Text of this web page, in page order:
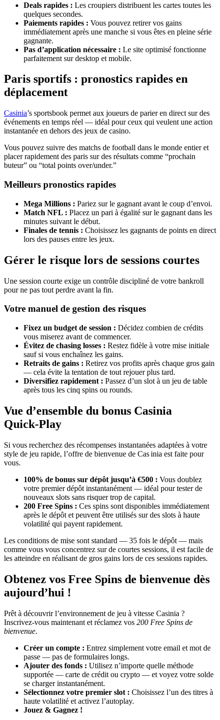
Deals rapides : Les croupiers distribuent les cartes toutes les
quelques secondes.
Paiements rapides : Vous pouvez retirer vos gains
immédiatement après une manche si vous êtes en pleine série
gagnante.
Pas d’application nécessaire : Le site optimisé fonctionne
parfaitement sur desktop et mobile.
Paris sportifs : pronostics rapides en
déplacement
Casinia’s sportsbook permet aux joueurs de parier en direct sur des
événements en temps réel — idéal pour ceux qui veulent une action
instantanée en dehors des jeux de casino.
Vous pouvez suivre des matchs de football dans le monde entier et
placer rapidement des paris sur des résultats comme “prochain
buteur” ou “total points over/under.”
Meilleurs pronostics rapides
Mega Millions : Pariez sur le gagnant avant le coup d’envoi.
Match NFL : Placez un pari à égalité sur le gagnant dans les
minutes suivant le début.
Finales de tennis : Choisissez les gagnants de points en direct
lors des pauses entre les jeux.
Gérer le risque lors de sessions courtes
Une session courte exige un contrôle discipliné de votre bankroll
pour ne pas tout perdre avant la fin.
Votre manuel de gestion des risques
Fixez un budget de session : Décidez combien de crédits
vous miserez avant de commencer.
Évitez de chasing losses : Restez fidèle à votre mise initiale
sauf si vous enchaînez les gains.
Retraits de gains : Retirez vos profits après chaque gros gain
— cela évite la tentation de tout rejouer plus tard.
Diversifiez rapidement : Passez d’un slot à un jeu de table
après tous les cinq spins ou rounds.
Vue d’ensemble du bonus Casinia
Quick‑Play
Si vous recherchez des récompenses instantanées adaptées à votre
style de jeu rapide, l’offre de bienvenue de Cas inia est faite pour
vous.
100% de bonus sur dépôt jusqu’à €500 : Vous doublez
votre premier dépôt instantanément — idéal pour tester de
nouveaux slots sans risquer trop de capital.
200 Free Spins : Ces spins sont disponibles immédiatement
après le dépôt et peuvent être utilisés sur des slots à haute
volatilité qui payent rapidement.
Les conditions de mise sont standard — 35 fois le dépôt — mais
comme vous vous concentrez sur de courtes sessions, il est facile de
les atteindre en réalisant de gros gains lors de ces sessions rapides.
Obtenez vos Free Spins de bienvenue dès
aujourd’hui !
Prêt à découvrir l’environnement de jeu à vitesse Casinia ?
Inscrivez-vous maintenant et réclamez vos 200 Free Spins de
bienvenue.
Créer un compte : Entrez simplement votre email et mot de
passe — pas de formulaires longs.
Ajouter des fonds : Utilisez n’importe quelle méthode
supportée — carte de crédit ou crypto — et voyez votre solde
se charger instantanément.
Sélectionnez votre premier slot : Choisissez l’un des titres à
haute volatilité et activez l’autoplay.
Jouez & Gagnez !